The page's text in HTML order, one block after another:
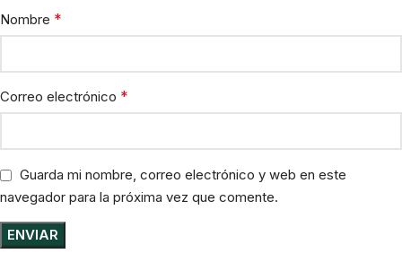
Nombre *
Correo electrónico *
Guarda mi nombre, correo electrónico y web en este
navegador para la próxima vez que comente.